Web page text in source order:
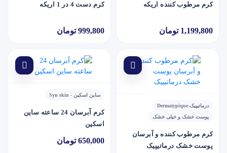
کرم مرطوب کننده اریکه
1,199,800 تومان
کرم دست 4 در 1 اریکه
999,800 تومان
درماتیپیک-Dermatypique
پوست خشک و خیلی خشک
کرم مرطوب کننده و آبرسان
پوست خشک درماتیپیک
ساین اسکین - Syn skin
کرم آبرسان 24 ساعته ساين
اسکين
650,000 تومان